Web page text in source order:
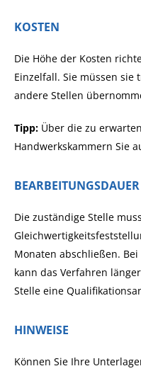
KOSTEN
Die Höhe der Kosten
Einzelfall. Sie müssen
andere Stellen
Tipp: Über die zu
Handwerkskammern Sie
BEARBEITUNGSDAUER
Die zuständige Stelle
Monaten abschließen.
kann das Verfahren
Stelle eine
HINWEISE
Können Sie Ihre